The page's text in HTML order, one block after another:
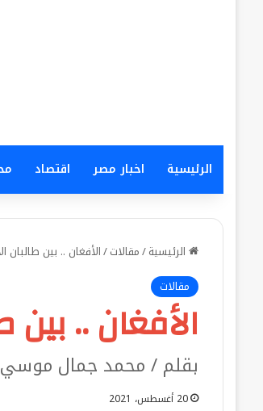
الرئيسية اخبار مصر اقتصاد
الرئيسية/مقالات/الأفغان .. بين طالبان
مقالات
الأفغان .. بين
بقلم / محمد جمال موسي
20 أغسطس، 2021